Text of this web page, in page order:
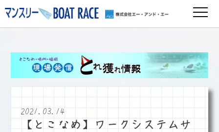
2021.03.14
【とこなめ】ワークシステムサ